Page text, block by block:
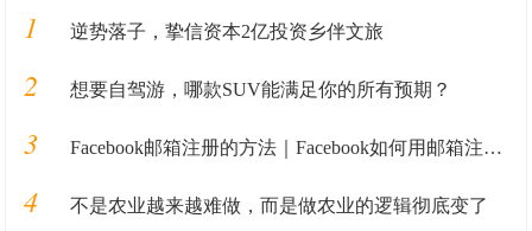
1 逆势落子，挚信资本2亿投资乡伴文旅
2 想要自驾游，哪款SUV能满足你的所有预期？
3 Facebook邮箱注册的方法｜Facebook如何用邮箱注册的教程全解析
4 不是农业越来越难做，而是做农业的逻辑彻底变了